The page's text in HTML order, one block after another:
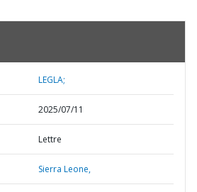
LEGLA;
2025/07/11
Lettre
Sierra Leone,